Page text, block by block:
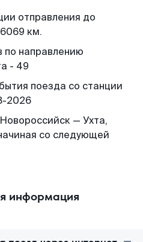
отправления до
км.
по направлению
- 49
поезда со станции
2026
— Ухта,
со следующей
информация